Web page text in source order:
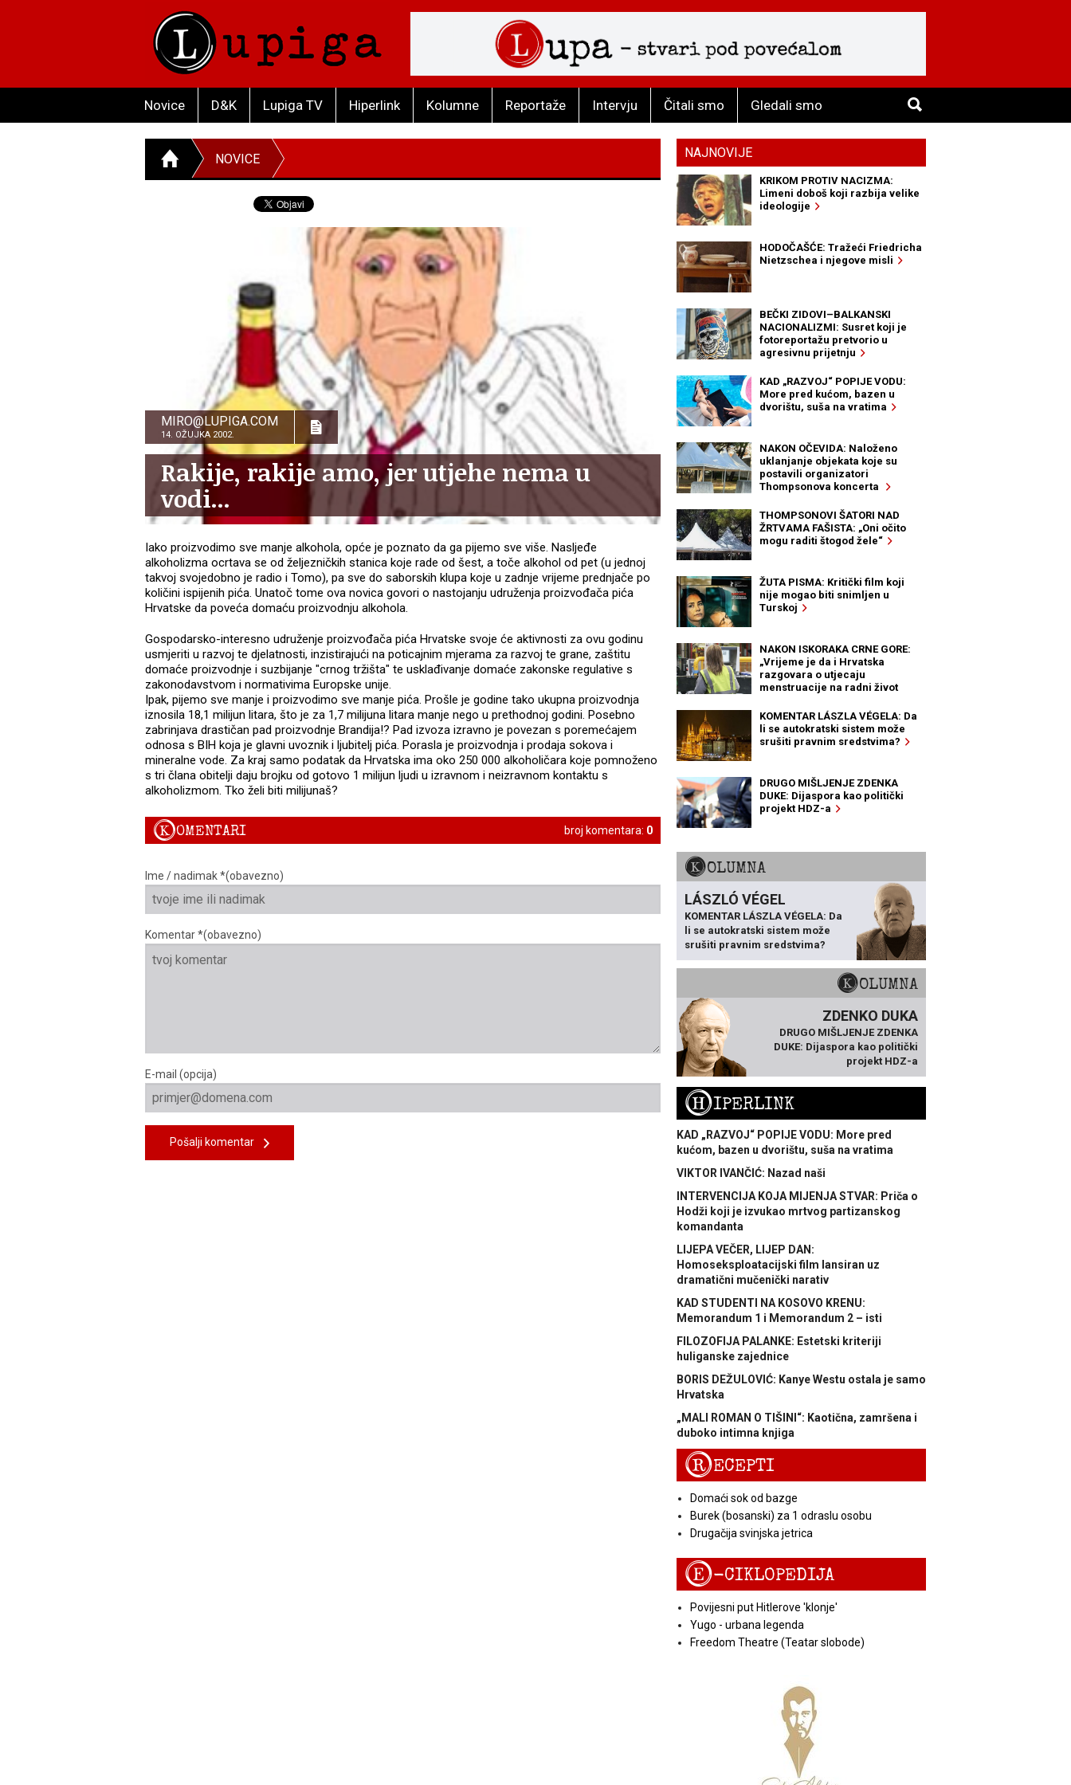
Novice D&K Lupiga TV Hiperlink Kolumne Reportaže Intervju Čitali smo Gledali smo
NOVICE
MIRO@LUPIGA.COM
14. OŽUJKA 2002.
Rakije, rakije amo, jer utjehe nema u
vodi...
Iako proizvodimo sve manje alkohola, opće je poznato da ga pijemo sve više. Nasljeđe
alkoholizma ocrtava se od željezničkih stanica koje rade od šest, a toče alkohol od pet (u jednoj
takvoj svojedobno je radio i Tomo), pa sve do saborskih klupa koje u zadnje vrijeme prednjače po
količini ispijenih pića. Unatoč tome ova novica govori o nastojanju udruženja proizvođača pića
Hrvatske da poveća domaću proizvodnju alkohola.
Gospodarsko-interesno udruženje proizvođača pića Hrvatske svoje će aktivnosti za ovu godinu
usmjeriti u razvoj te djelatnosti, inzistirajući na poticajnim mjerama za razvoj te grane, zaštitu
domaće proizvodnje i suzbijanje "crnog tržišta" te usklađivanje domaće zakonske regulative s
zakonodavstvom i normativima Europske unije.
Ipak, pijemo sve manje i proizvodimo sve manje pića. Prošle je godine tako ukupna proizvodnja
iznosila 18,1 milijun litara, što je za 1,7 milijuna litara manje nego u prethodnoj godini. Posebno
zabrinjava drastičan pad proizvodnje Brandija!? Pad izvoza izravno je povezan s poremećajem
odnosa s BIH koja je glavni uvoznik i ljubitelj pića. Porasla je proizvodnja i prodaja sokova i
mineralne vode. Za kraj samo podatak da Hrvatska ima oko 250 000 alkoholičara koje pomnoženo
s tri člana obitelji daju brojku od gotovo 1 milijun ljudi u izravnom i neizravnom kontaktu s
alkoholizmom. Tko želi biti milijunaš?
broj komentara: 0
KOMENTARI
Ime / nadimak *(obavezno)
Komentar *(obavezno)
E-mail (opcija)
Pošalji komentar
NAJNOVIJE
KRIKOM PROTIV NACIZMA:
Limeni doboš koji razbija velike
ideologije
HODOČAŠĆE: Tražeći Friedricha
Nietzschea i njegove misli
BEČKI ZIDOVI–BALKANSKI
NACIONALIZMI: Susret koji je
fotoreportažu pretvorio u
agresivnu prijetnju
KAD „RAZVOJ“ POPIJE VODU:
More pred kućom, bazen u
dvorištu, suša na vratima
NAKON OČEVIDA: Naloženo
uklanjanje objekata koje su
postavili organizatori
Thompsonova koncerta
THOMPSONOVI ŠATORI NAD
ŽRTVAMA FAŠISTA: „Oni očito
mogu raditi štogod žele“
ŽUTA PISMA: Kritički film koji
nije mogao biti snimljen u
Turskoj
NAKON ISKORAKA CRNE GORE:
„Vrijeme je da i Hrvatska
razgovara o utjecaju
menstruacije na radni život
KOMENTAR LÁSZLA VÉGELA: Da
li se autokratski sistem može
srušiti pravnim sredstvima?
DRUGO MIŠLJENJE ZDENKA
DUKE: Dijaspora kao politički
projekt HDZ-a
KOLUMNA
LÁSZLÓ VÉGEL
KOMENTAR LÁSZLA VÉGELA: Da
li se autokratski sistem može
srušiti pravnim sredstvima?
KOLUMNA
ZDENKO DUKA
DRUGO MIŠLJENJE ZDENKA
DUKE: Dijaspora kao politički
projekt HDZ-a
HIPERLINK
KAD „RAZVOJ“ POPIJE VODU: More pred
kućom, bazen u dvorištu, suša na vratima
VIKTOR IVANČIĆ: Nazad naši
INTERVENCIJA KOJA MIJENJA STVAR: Priča o
Hodži koji je izvukao mrtvog partizanskog
komandanta
LIJEPA VEČER, LIJEP DAN:
Homoseksploatacijski film lansiran uz
dramatični mučenički narativ
KAD STUDENTI NA KOSOVO KRENU:
Memorandum 1 i Memorandum 2 – isti
FILOZOFIJA PALANKE: Estetski kriteriji
huliganske zajednice
BORIS DEŽULOVIĆ: Kanye Westu ostala je samo
Hrvatska
„MALI ROMAN O TIŠINI“: Kaotična, zamršena i
duboko intimna knjiga
RECEPTI
Domaći sok od bazge
Burek (bosanski) za 1 odraslu osobu
Drugačija svinjska jetrica
E-CIKLOPEDIJA
Povijesni put Hitlerove 'klonje'
Yugo - urbana legenda
Freedom Theatre (Teatar slobode)